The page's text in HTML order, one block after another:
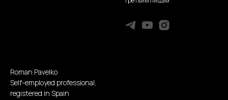
Roman Pavelko
Self-employed professional,
registered in Spain